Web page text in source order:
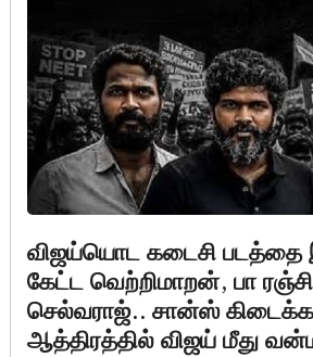
விஜய்யொட கடைசி
கேட்ட வெற்றிமாறன், பா
செல்வராஜ்.. சான்ஸ்
ஆத்திரத்தில் விஜய் மீது